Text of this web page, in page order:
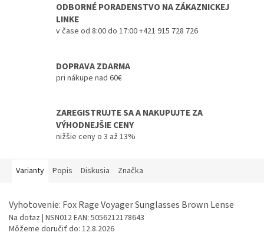
ODBORNÉ PORADENSTVO NA ZÁKAZNICKEJ
LINKE
v čase od 8:00 do 17:00 +421 915 728 726
DOPRAVA ZDARMA
pri nákupe nad 60€
ZAREGISTRUJTE SA A NAKUPUJTE ZA
VÝHODNEJŠIE CENY
nižšie ceny o 3 až 13%
Varianty Popis Diskusia Značka
Vyhotovenie: Fox Rage Voyager Sunglasses Brown Lense
Na dotaz | NSN012EAN: 5056212178643
Môžeme doručiť do: 12.8.2026